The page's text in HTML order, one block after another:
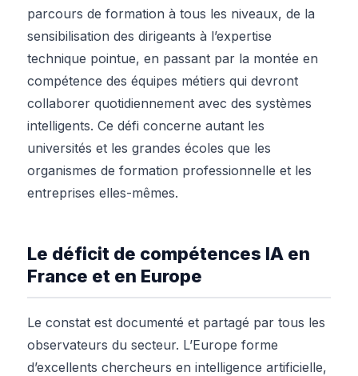
parcours de formation à tous les niveaux, de la
sensibilisation des dirigeants à l’expertise
technique pointue, en passant par la montée en
compétence des équipes métiers qui devront
collaborer quotidiennement avec des systèmes
intelligents. Ce défi concerne autant les
universités et les grandes écoles que les
organismes de formation professionnelle et les
entreprises elles-mêmes.
Le déficit de compétences IA en
France et en Europe
Le constat est documenté et partagé par tous les
observateurs du secteur. L’Europe forme
d’excellents chercheurs en intelligence artificielle,